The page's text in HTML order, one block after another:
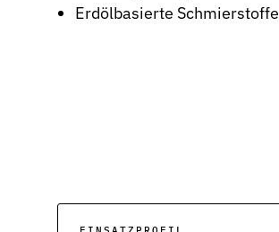
Erdölbasierte Schmierstoffe